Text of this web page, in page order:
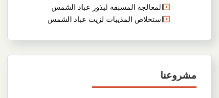
المعالجة المسبقة لبذور عباد الشمس
استخلاص المذيبات لزيت عباد الشمس
مشروعنا